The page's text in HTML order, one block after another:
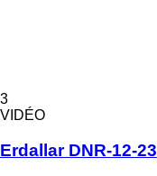
3
VIDÉO
Erdallar DNR-12-23